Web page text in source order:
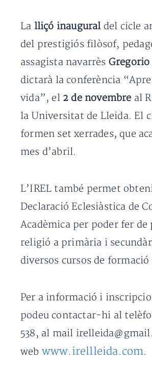
La lliçó inaugural del cicle
del prestigiós filòsof,
assagista navarrès
dictarà la conferència
vida”, el2 de novembre al
la Universitat de Lleida. El
formen set xerrades, que
mes d’abril.
L’IREL també permet
Declaració Eclesiàstica de
Acadèmica per poder fer de
religió a primària i
diversos cursos de
Per a informació i
podeu contactar-hi al
538, al mail
web www.irellleida.com.